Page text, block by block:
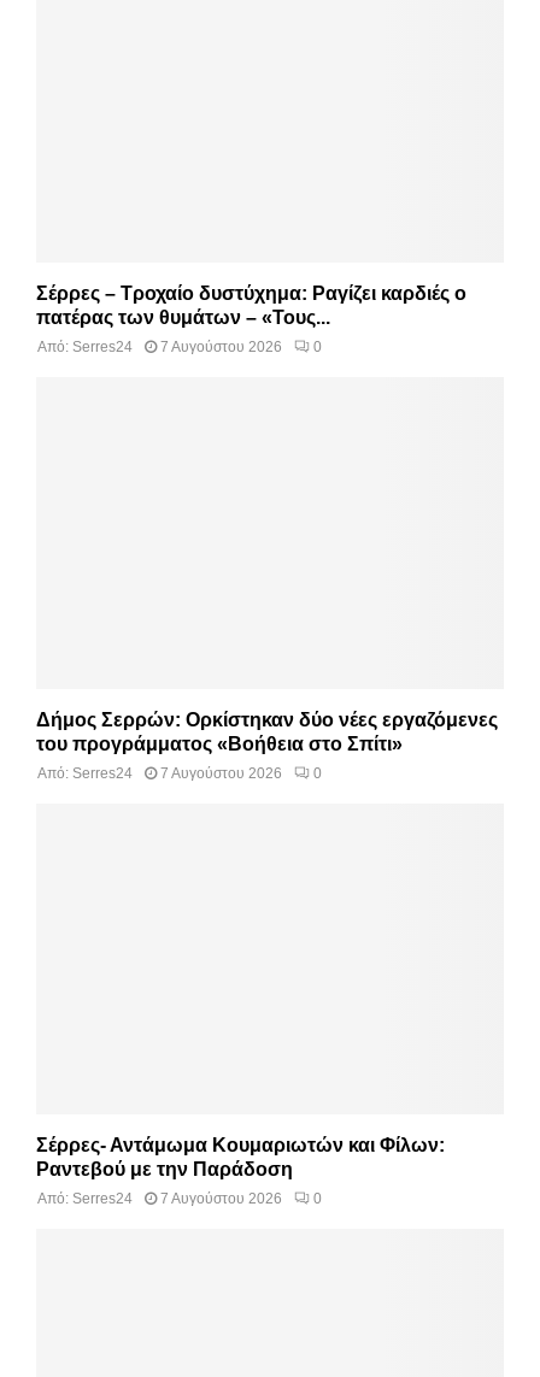
Σέρρες – Τροχαίο δυστύχημα: Ραγίζει καρδιές ο
πατέρας των θυμάτων – «Τους...
Από: Serres24 7 Αυγούστου 2026 0
Δήμος Σερρών: Ορκίστηκαν δύο νέες εργαζόμενες
του προγράμματος «Βοήθεια στο Σπίτι»
Από: Serres24 7 Αυγούστου 2026 0
Σέρρες- Αντάμωμα Κουμαριωτών και Φίλων:
Ραντεβού με την Παράδοση
Από: Serres24 7 Αυγούστου 2026 0